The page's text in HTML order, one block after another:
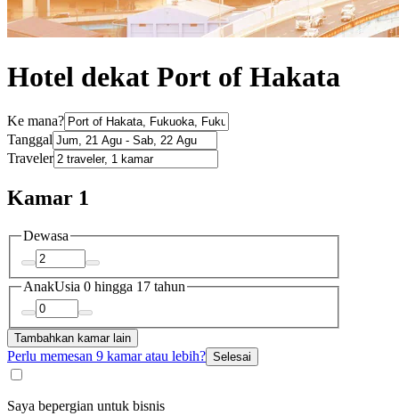
Hotel dekat Port of Hakata
Ke mana?
Tanggal
Traveler
Kamar 1
Dewasa
AnakUsia 0 hingga 17 tahun
Tambahkan kamar lain
Perlu memesan 9 kamar atau lebih? Selesai
Saya bepergian untuk bisnis